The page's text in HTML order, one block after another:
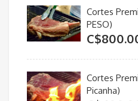
Cortes
PESO)
C$
Cortes
Picanha)